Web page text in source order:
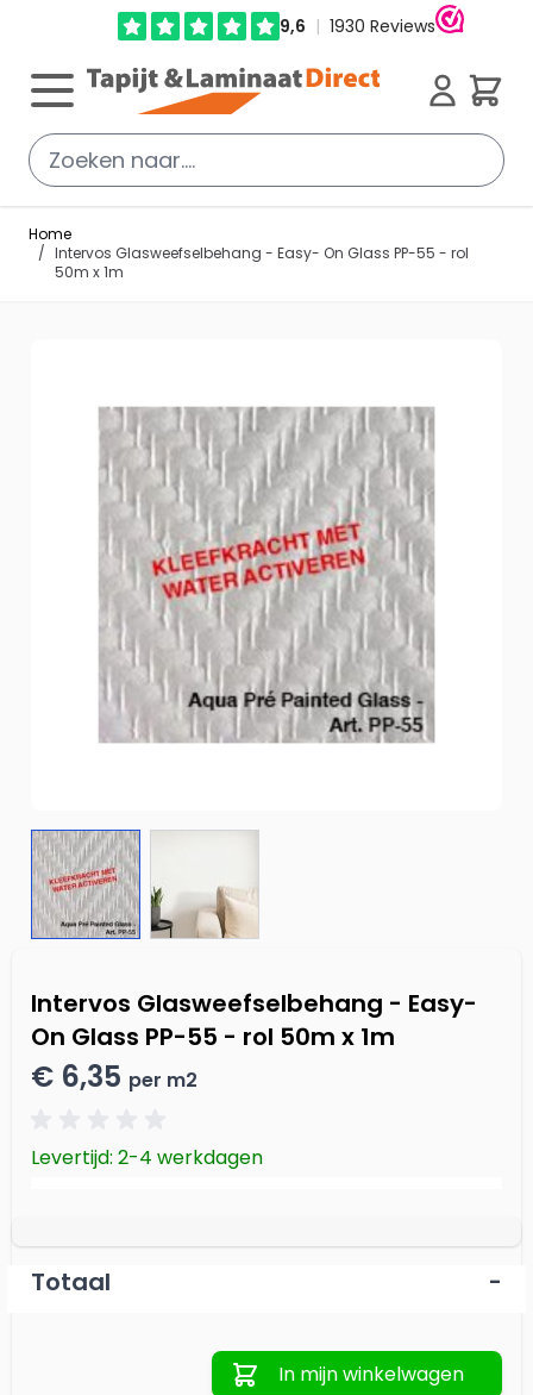
Ga direct door naar de inhoud
Cart
Home
/ Intervos Glasweefselbehang - Easy- On Glass PP-55 - rol
50m x 1m
Intervos Glasweefselbehang - Easy-
On Glass PP-55 - rol 50m x 1m
€ 6,35 per m2
Levertijd: 2-4 werkdagen
Totaal -
Aantal
In mijn winkelwagen